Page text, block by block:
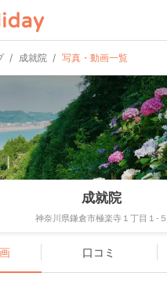
成就院 写真・動画一覧
成就院
神奈川県鎌倉市極楽寺１丁目１-５
口コミ